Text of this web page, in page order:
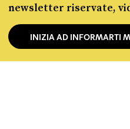
newsletter riservate,
INIZIA AD INFORMARTI